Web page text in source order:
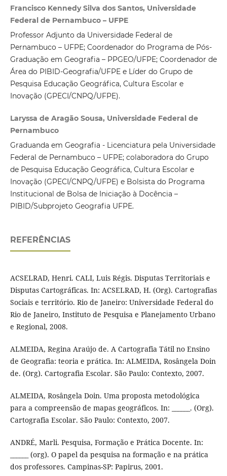
Francisco Kennedy Silva dos Santos, Universidade
Federal de Pernambuco – UFPE
Professor Adjunto da Universidade Federal de
Pernambuco – UFPE; Coordenador do Programa de Pós-
Graduação em Geografia – PPGEO/UFPE; Coordenador de
Área do PIBID-Geografia/UFPE e Líder do Grupo de
Pesquisa Educação Geográfica, Cultura Escolar e
Inovação (GPECI/CNPQ/UFPE).
Laryssa de Aragão Sousa, Universidade Federal de
Pernambuco
Graduanda em Geografia - Licenciatura pela Universidade
Federal de Pernambuco – UFPE; colaboradora do Grupo
de Pesquisa Educação Geográfica, Cultura Escolar e
Inovação (GPECI/CNPQ/UFPE) e Bolsista do Programa
Institucional de Bolsa de Iniciação à Docência –
PIBID/Subprojeto Geografia UFPE.
REFERÊNCIAS
ACSELRAD, Henri. CALI, Luis Régis. Disputas Territoriais e
Disputas Cartográficas. In: ACSELRAD, H. (Org). Cartografias
Sociais e território. Rio de Janeiro: Universidade Federal do
Rio de Janeiro, Instituto de Pesquisa e Planejamento Urbano
e Regional, 2008.
ALMEIDA, Regina Araújo de. A Cartografia Tátil no Ensino
de Geografia: teoria e prática. In: ALMEIDA, Rosângela Doin
de. (Org). Cartografia Escolar. São Paulo: Contexto, 2007.
ALMEIDA, Rosângela Doin. Uma proposta metodológica
para a compreensão de mapas geográficos. In: ______. (Org).
Cartografia Escolar. São Paulo: Contexto, 2007.
ANDRÉ, Marli. Pesquisa, Formação e Prática Docente. In:
______ (org). O papel da pesquisa na formação e na prática
dos professores. Campinas-SP: Papirus, 2001.